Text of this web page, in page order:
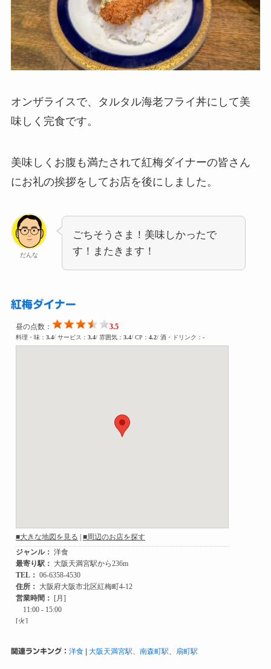
オンザライスで、タルタル海老フライ丼にして美
味しく完食です。
美味しくお腹も満たされて紅梅ダイナーの皆さん
にお礼の挨拶をしてお店を後にしました。
だんな
ごちそうさま！美味しかったで
す！またきます！
紅梅ダイナー
関連ランキング： 洋食| 大阪天満宮駅、 南森町駅、 扇町駅